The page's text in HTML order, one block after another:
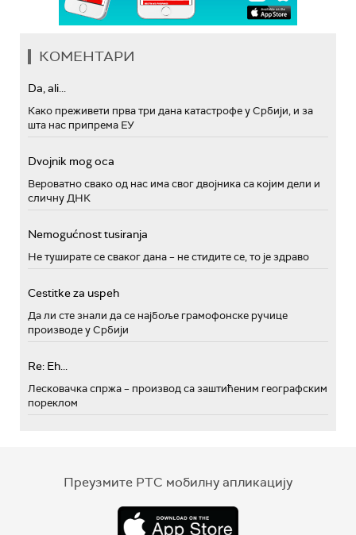
КОМЕНТАРИ
Da, ali...
Како преживети прва три дана катастрофе у Србији, и за
шта нас припрема ЕУ
Dvojnik mog oca
Вероватно свако од нас има свог двојника са којим дели и
сличну ДНК
Nemogućnost tusiranja
Не туширате се сваког дана – не стидите се, то је здраво
Cestitke za uspeh
Да ли сте знали да се најбоље грамофонске ручице
производе у Србији
Re: Eh...
Лесковачка спржа – производ са заштићеним географским
пореклом
Преузмите РТС мобилну апликацију